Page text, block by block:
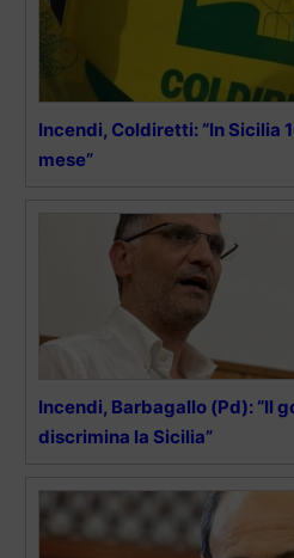
Incendi, Coldiretti: “In Sicilia
mese”
Incendi, Barbagallo (Pd): “Il
discrimina la Sicilia”